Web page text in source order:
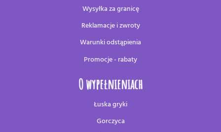
Wysyłka za granicę
Reklamacje i zwroty
Warunki odstąpienia
Promocje - rabaty
O wypełnieniach
Łuska gryki
Gorczyca